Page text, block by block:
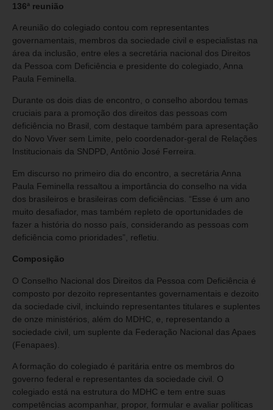
136ª reunião
A reunião do colegiado contou com representantes
governamentais, membros da sociedade civil e especialistas na
área da inclusão, entre eles a secretária nacional dos Direitos
da Pessoa com Deficiência e presidente do colegiado, Anna
Paula Feminella.
Durante os dois dias de encontro, o conselho abordou temas
cruciais para a promoção dos direitos das pessoas com
deficiência no Brasil, com destaque também para apresentação
do Novo Viver sem Limite, pelo coordenador-geral de Relações
Institucionais da SNDPD, Antônio José Ferreira.
Em discurso no primeiro dia do encontro, a secretária Anna
Paula Feminella ressaltou a importância do conselho na vida
dos brasileiros e brasileiras com deficiências. “Esse é um ano
muito desafiador, mas também repleto de oportunidades de
fazer a história do nosso país, considerando as pessoas com
deficiência como prioridades”, refletiu.
Composição
O Conselho Nacional dos Direitos da Pessoa com Deficiência é
composto por dezoito representantes governamentais e dezoito
da sociedade civil, incluindo representantes titulares e suplentes
de onze ministérios, além do MDHC, e, representando a
sociedade civil, um suplente da Federação Nacional das Apaes
(Fenapaes).
A formação do colegiado é paritária entre os membros do
governo federal e representantes da sociedade civil. O
colegiado está na estrutura do MDHC e tem entre suas
competências acompanhar, propor, formular e avaliar políticas